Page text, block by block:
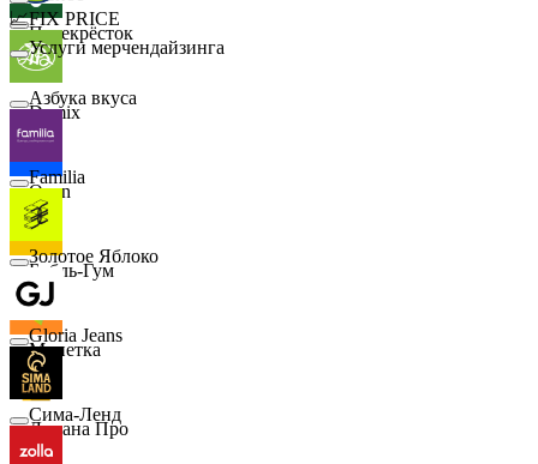
Перекрёсток
Demix
Ozon
Бубль-Гум
Монетка
Лемана Про
FIX PRICE
Азбука вкуса
Familia
Золотое Яблоко
Gloria Jeans
Сима-Ленд
📈
Услуги мерчендайзинга